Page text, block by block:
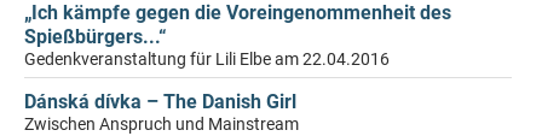
„Ich kämpfe gegen die Voreingenommenheit des
Spießbürgers...“
Gedenkveranstaltung für Lili Elbe am 22.04.2016
Dánská dívka – The Danish Girl
Zwischen Anspruch und Mainstream